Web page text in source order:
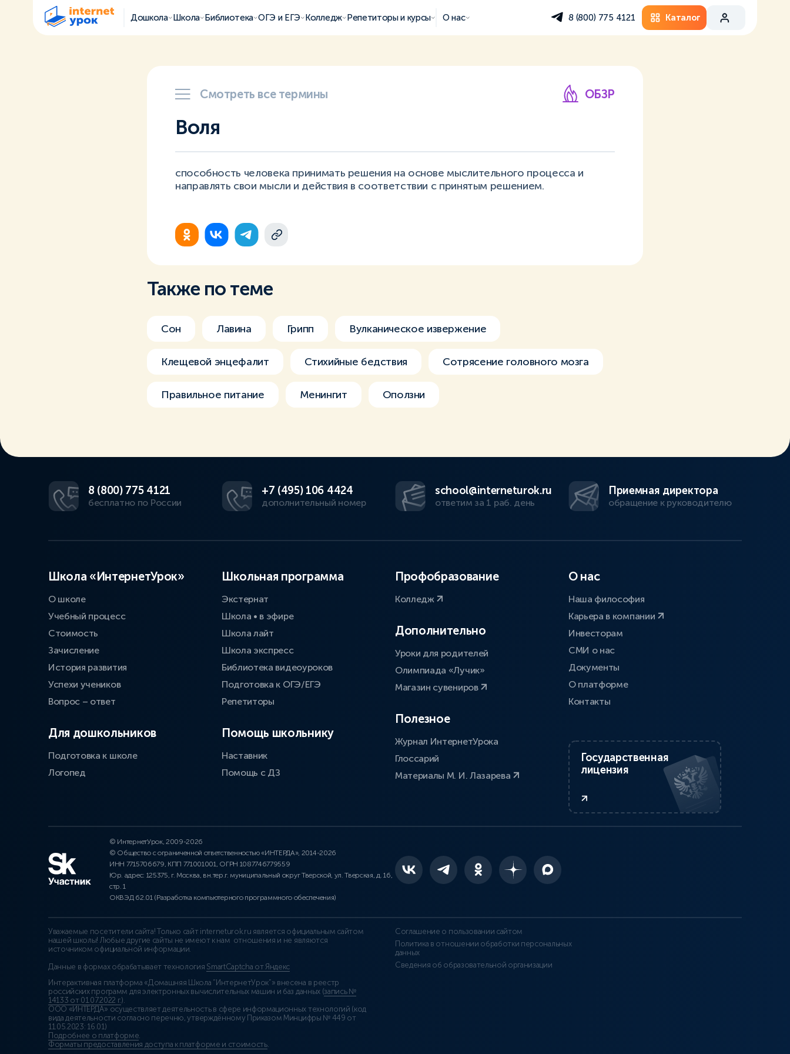
Дошкола Школа Библиотека ОГЭ и ЕГЭ Колледж Репетиторы и курсы О нас 8 (800) 775 4121 Каталог
Смотреть все термины ОБЗР
Воля
способность человека принимать решения на основе мыслительного процесса и
направлять свои мысли и действия в соответствии с принятым решением.
Также по теме
Сон Лавина Грипп Вулканическое извержение
Клещевой энцефалит Стихийные бедствия Сотрясение головного мозга
Правильное питание Менингит Оползни
8 (800) 775 4121
бесплатно по России
+7 (495) 106 4424
дополнительный номер
school@interneturok.ru
ответим за 1 раб. день
Приемная директора
обращение к руководителю
Школа «ИнтернетУрок»
О школе
Учебный процесс
Стоимость
Зачисление
История развития
Успехи учеников
Вопрос – ответ
Для дошкольников
Подготовка к школе
Логопед
Школьная программа
Экстернат
Школа • в эфире
Школа лайт
Школа экспресс
Библиотека видеоуроков
Подготовка к ОГЭ/ЕГЭ
Репетиторы
Помощь школьнику
Наставник
Помощь с ДЗ
Профобразование
Колледж
Дополнительно
Уроки для родителей
Олимпиада «Лучик»
Магазин сувениров
Полезное
Журнал ИнтернетУрока
Глоссарий
Материалы М. И. Лазарева
О нас
Наша философия
Карьера в компании
Инвесторам
СМИ о нас
Документы
О платформе
Контакты
Государственная
лицензия
© ИнтернетУрок, 2009-2026
© Общество с ограниченной ответственностью «ИНТЕРДА», 2014-2026
ИНН 7715706679, КПП 771001001, ОГРН 1087746779559
Юр. адрес: 125375, г. Москва, вн.тер.г. муниципальный округ Тверской, ул. Тверская, д. 16,
стр. 1
ОКВЭД 62.01 (Разработка компьютерного программного обеспечения)
Уважаемые посетители сайта! Только сайт interneturok.ru является официальным сайтом
нашей школы! Любые другие сайты не имеют к нам отношения и не являются
источником официальной информации.
Данные в формах обрабатывает технология SmartCaptcha от Яндекс
Интерактивная платформа «Домашняя Школа “ИнтернетУрок”» внесена в реестр
российских программ для электронных вычислительных машин и баз данных (запись №
14133 от 01.07.2022 г.).
ООО «ИНТЕРДА» осуществляет деятельность в сфере информационных технологий (код
вида деятельности согласно перечню, утверждённому Приказом Минцифры № 449 от
11.05.2023: 16.01)
Подробнее о платформе.
Форматы предоставления доступа к платформе и стоимость.
Соглашение о пользовании сайтом
Политика в отношении обработки персональных
данных
Сведения об образовательной организации